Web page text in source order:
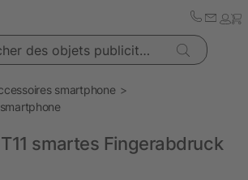
objets publicitaires
smartphone
smartes Fingerabdruck